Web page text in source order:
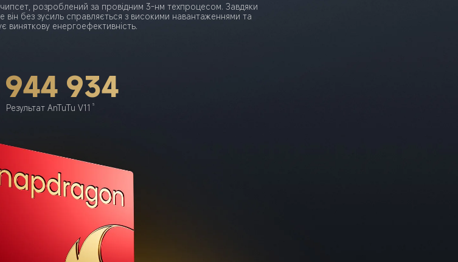
розроблений за провідним 3-нм техпроцесом. Завдяки
без зусиль справляється з високими навантаженнями та
виняткову енергоефективність.
934
Результат AnTuTu V11 5